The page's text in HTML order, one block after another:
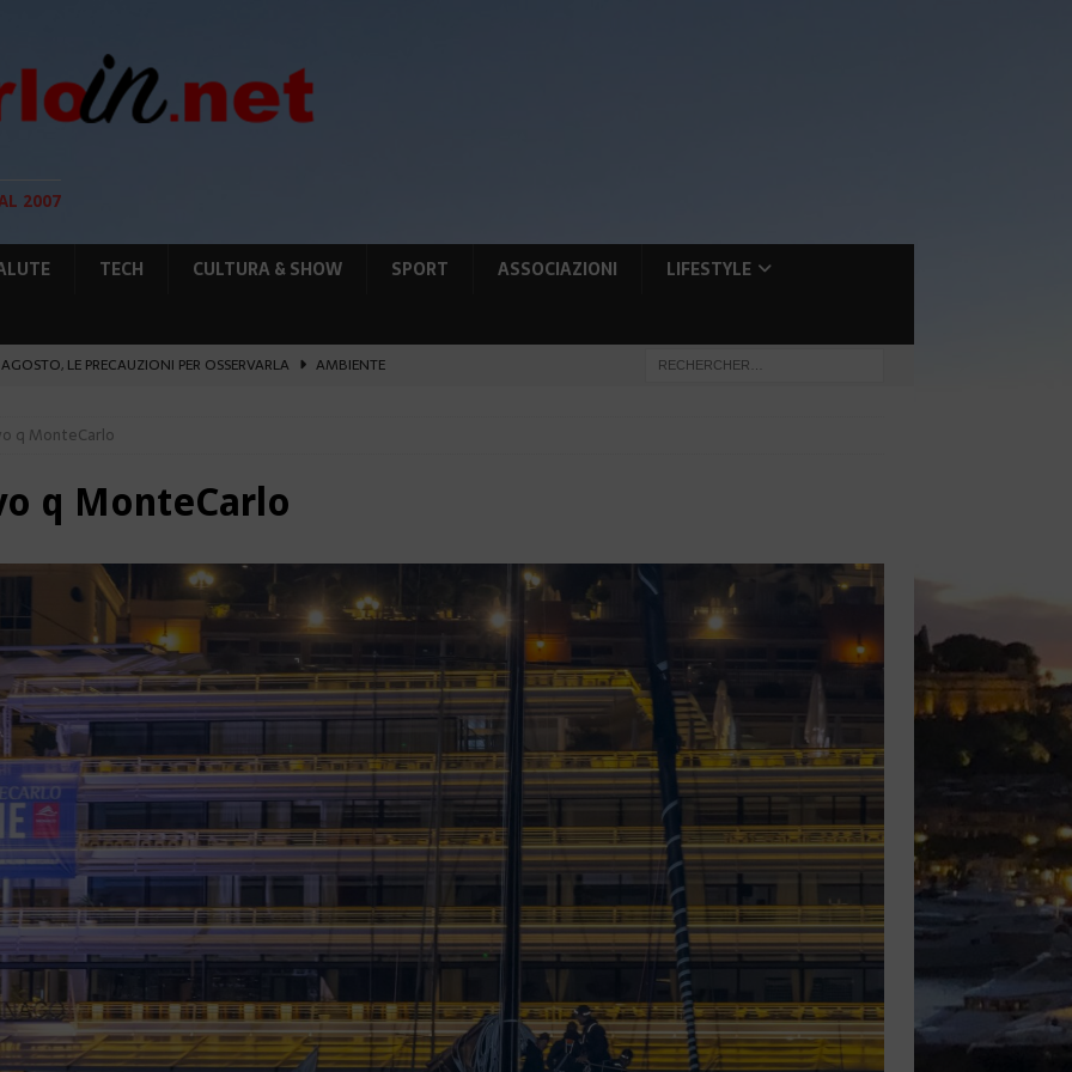
2007
TECH CULTURA & SHOW SPORT ASSOCIAZIONI
LIFESTYLE
LE PRECAUZIONI PER OSSERVARLA
AMBIENTE
ad Auschwitz-Birkenau
PORTO IL 1° MONACO ATHLETICS FESTIVAL
RAFFORZANO LA COOPERAZIONE
q MonteCarlo
q MonteCarlo